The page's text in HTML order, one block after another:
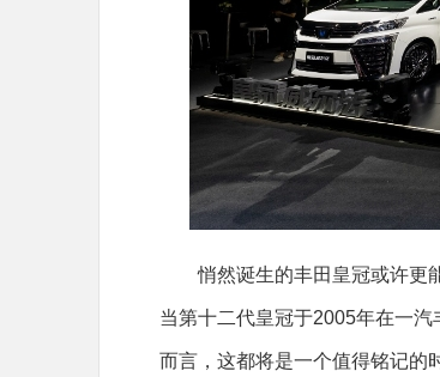
悄然诞生的丰田皇冠或许更
当第十二代皇冠于2005年在一
而言，这都将是一个值得铭记的